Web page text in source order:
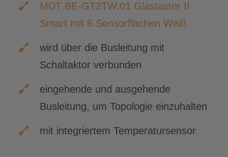
MDT BE-GT2TW.01 Glastaster II
Smart mit 6 Sensorflächen Weiß
wird über die Busleitung mit
Schaltaktor verbunden
eingehende und ausgehende
Busleitung, um Topologie einzuhalten
mit integriertem Temperatursensor